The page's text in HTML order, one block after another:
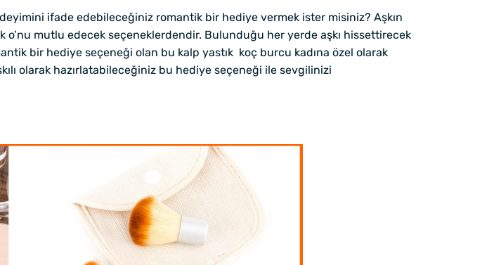
deyimini ifade edebileceğiniz romantik bir hediye vermek ister misiniz? Aşkın
o’nu mutlu edecek seçeneklerdendir. Bulunduğu her yerde aşkı hissettirecek
bir hediye seçeneği olan bu kalp yastık koç burcu kadına özel olarak
olarak hazırlatabileceğiniz bu hediye seçeneği ile sevgilinizi